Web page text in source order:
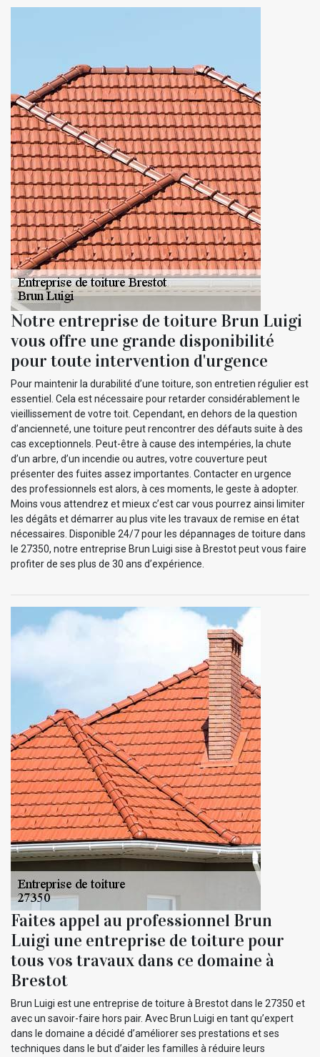
Notre entreprise de toiture Brun Luigi
vous offre une grande disponibilité
pour toute intervention d'urgence
Pour maintenir la durabilité d’une toiture, son entretien régulier est
essentiel. Cela est nécessaire pour retarder considérablement le
vieillissement de votre toit. Cependant, en dehors de la question
d’ancienneté, une toiture peut rencontrer des défauts suite à des
cas exceptionnels. Peut-être à cause des intempéries, la chute
d’un arbre, d’un incendie ou autres, votre couverture peut
présenter des fuites assez importantes. Contacter en urgence
des professionnels est alors, à ces moments, le geste à adopter.
Moins vous attendrez et mieux c’est car vous pourrez ainsi limiter
les dégâts et démarrer au plus vite les travaux de remise en état
nécessaires. Disponible 24/7 pour les dépannages de toiture dans
le 27350, notre entreprise Brun Luigi sise à Brestot peut vous faire
profiter de ses plus de 30 ans d’expérience.
Faites appel au professionnel Brun
Luigi une entreprise de toiture pour
tous vos travaux dans ce domaine à
Brestot
Brun Luigi est une entreprise de toiture à Brestot dans le 27350 et
avec un savoir-faire hors pair. Avec Brun Luigi en tant qu’expert
dans le domaine a décidé d’améliorer ses prestations et ses
techniques dans le but d’aider les familles à réduire leurs